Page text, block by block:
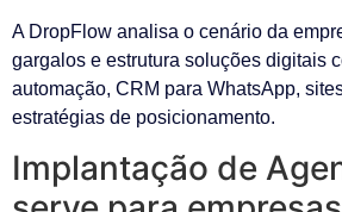
A DropFlow analisa o cenário da
gargalos e estrutura soluções digitais
automação, CRM para WhatsApp,
estratégias de posicionamento.
Implantação de